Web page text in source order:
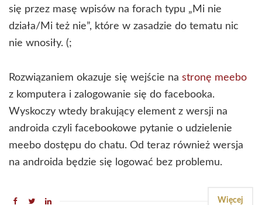
się przez masę wpisów na forach typu „Mi nie
działa/Mi też nie”, które w zasadzie do tematu nic
nie wnosiły. (;
Rozwiązaniem okazuje się wejście na stronę meebo
z komputera i zalogowanie się do facebooka.
Wyskoczy wtedy brakujący element z wersji na
androida czyli facebookowe pytanie o udzielenie
meebo dostępu do chatu. Od teraz również wersja
na androida będzie się logować bez problemu.
Więcej